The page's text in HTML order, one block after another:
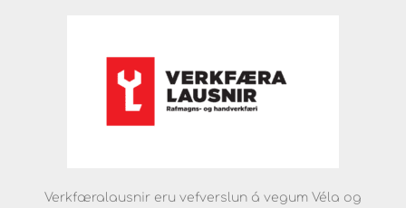
Verkfæralausnir eru vefverslun á vegum Véla og